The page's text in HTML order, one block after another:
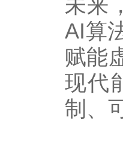
未来
AI算
赋能
现代
制、